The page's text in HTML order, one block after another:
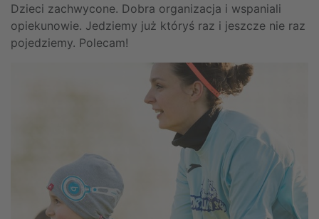
Dzieci zachwycone. Dobra organizacja i wspaniali
opiekunowie. Jedziemy już któryś raz i jeszcze nie raz
pojedziemy. Polecam!